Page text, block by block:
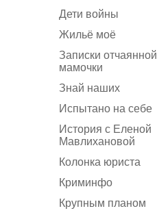
Дети войны
Жильё моё
Записки отчаянной
мамочки
Знай наших
Испытано на себе
История с Еленой
Мавлихановой
Колонка юриста
Криминфо
Крупным планом